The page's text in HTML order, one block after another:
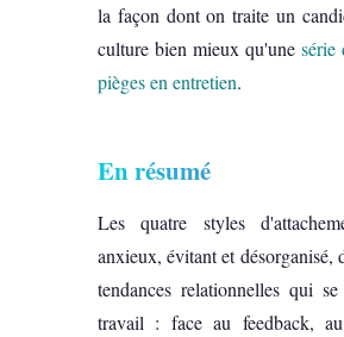
la façon dont on traite un
culture bien mieux qu'une série
pièges en entretien.
En résumé
Les quatre styles
anxieux, évitant et désorganisé,
tendances relationnelles qui
travail : face au feedback,